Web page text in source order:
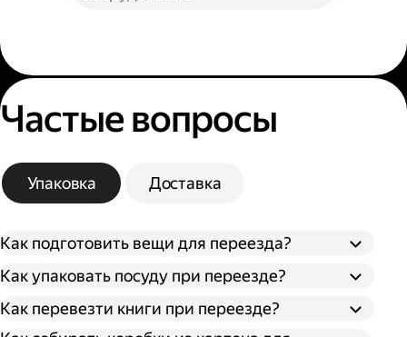
Частые вопросы
Упаковка Доставка
Как подготовить вещи для переезда?
Сначала упакуйте предметы интерьера,
обувь и одежду, которые не понадобятся в
Как упаковать посуду при переезде?
Застелите дно коробки поролоном,
синтепоном или другим мягким
Как перевезти книги при переезде?